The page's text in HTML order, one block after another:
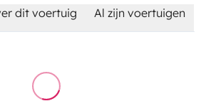
dit voertuig Al zijn voertuigen